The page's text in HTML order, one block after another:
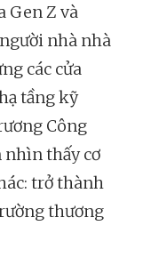
Gen Z và
nhà nhà
các cửa
tầng kỹ
Công
nhìn thấy cơ
trở thành
thương